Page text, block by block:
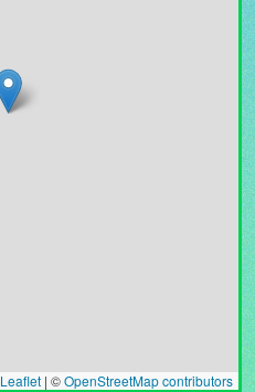
Leaflet | ©OpenStreetMap contributors